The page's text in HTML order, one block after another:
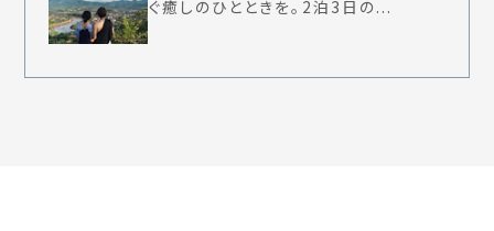
ぐ癒しのひとときを。2泊3日の...